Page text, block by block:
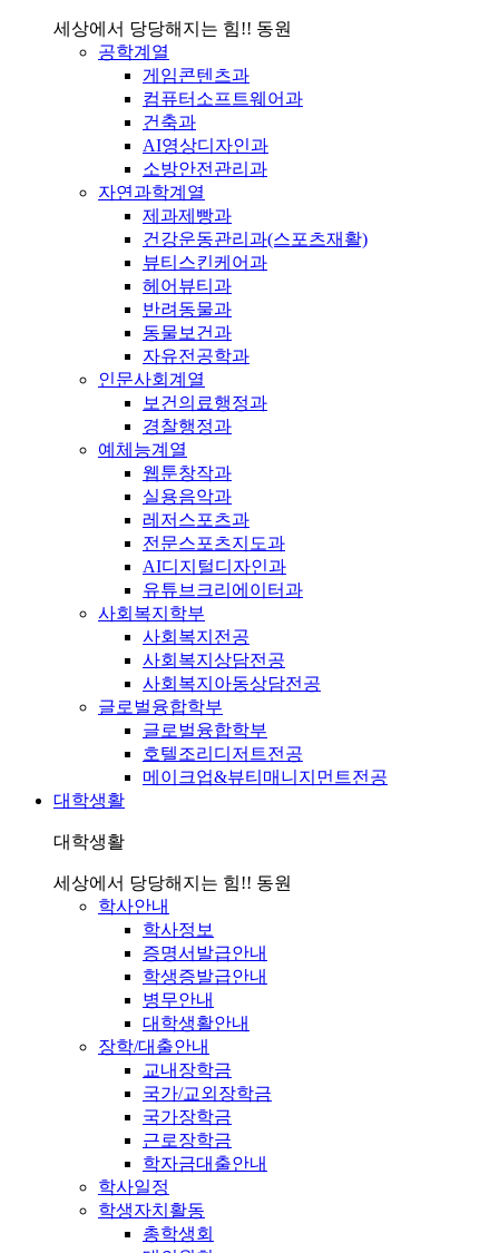
세상에서 당당해지는 힘!! 동원
공학계열
게임콘텐츠과
컴퓨터소프트웨어과
건축과
AI영상디자인과
소방안전관리과
자연과학계열
제과제빵과
건강운동관리과(스포츠재활)
뷰티스킨케어과
헤어뷰티과
반려동물과
동물보건과
자유전공학과
인문사회계열
보건의료행정과
경찰행정과
예체능계열
웹툰창작과
실용음악과
레저스포츠과
전문스포츠지도과
AI디지털디자인과
유튜브크리에이터과
사회복지학부
사회복지전공
사회복지상담전공
사회복지아동상담전공
글로벌융합학부
글로벌융합학부
호텔조리디저트전공
메이크업&뷰티매니지먼트전공
대학생활
대학생활
세상에서 당당해지는 힘!! 동원
학사안내
학사정보
증명서발급안내
학생증발급안내
병무안내
대학생활안내
장학/대출안내
교내장학금
국가/교외장학금
국가장학금
근로장학금
학자금대출안내
학사일정
학생자치활동
총학생회